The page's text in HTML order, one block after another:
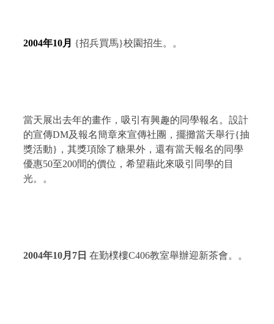
2004年10月 {招兵買馬}校園招生。。
當天展出去年的畫作，吸引有興趣的同學報名。設計
的宣傳DM及報名簡章來宣傳社團，擺攤當天舉行{抽
獎活動} ，其獎項除了糖果外，還有當天報名的同學
優惠50至200間的價位，希望藉此來吸引同學的目
光。。
2004年10月 7 日 在勤樸樓C406教室舉辦迎新茶會。。